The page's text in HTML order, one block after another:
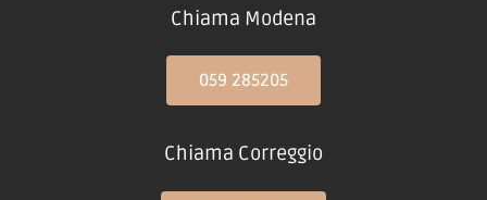
Chiama Modena
059 285205
Chiama Correggio